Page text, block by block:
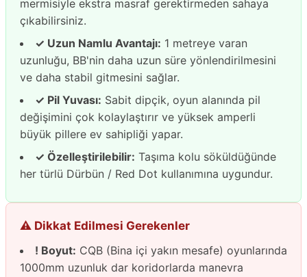
mermisiyle ekstra masraf gerektirmeden sahaya
çıkabilirsiniz.
✓ Uzun Namlu Avantajı: 1 metreye varan
uzunluğu, BB'nin daha uzun süre yönlendirilmesini
ve daha stabil gitmesini sağlar.
✓ Pil Yuvası: Sabit dipçik, oyun alanında pil
değişimini çok kolaylaştırır ve yüksek amperli
büyük pillere ev sahipliği yapar.
✓ Özelleştirilebilir: Taşıma kolu söküldüğünde
her türlü Dürbün / Red Dot kullanımına uygundur.
⚠️ Dikkat Edilmesi Gerekenler
! Boyut: CQB (Bina içi yakın mesafe) oyunlarında
1000mm uzunluk dar koridorlarda manevra